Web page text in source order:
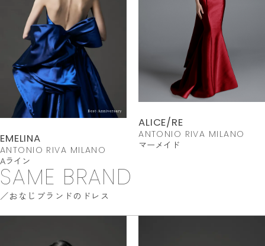
EMELINA
ANTONIO RIVA MILANO
Aライン
ALICE/RE
ANTONIO RIVA MILANO
マーメイド
SAME BRAND
おなじブランドのドレス